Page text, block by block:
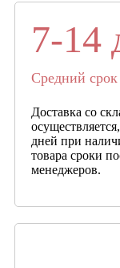
7-14
Средний срок
Доставка со
дней при
товара сроки
менеджеров.